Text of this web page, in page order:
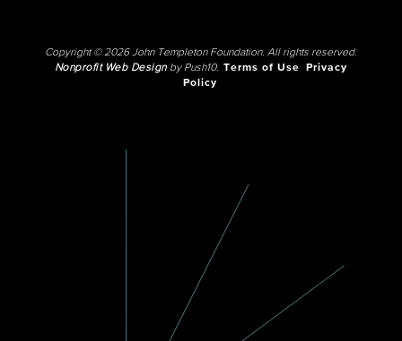
Copyright © 2026 John Templeton Foundation. All rights reserved.
Nonprofit Web Designby Push10. Terms of Use
Privacy
Policy